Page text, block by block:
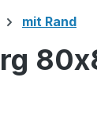
mit Rand